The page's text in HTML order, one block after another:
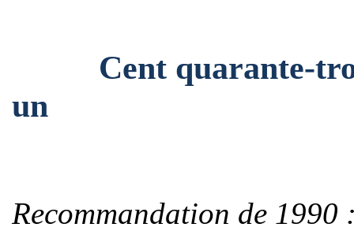
Cent quarante-trois
un
Recommandation de 1990